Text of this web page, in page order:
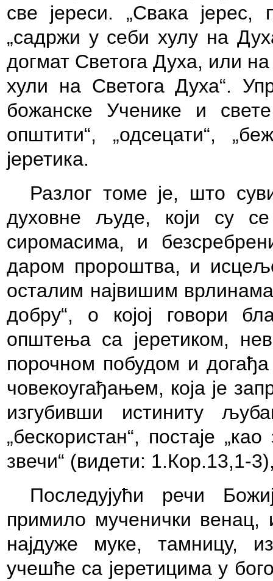
све јереси. „Свака јерес,
„садржи у себи хулу на
догмат Светога Духа, или
хули на Светога Духа“.
божанске Ученике и
општити“, „одсецати“,
јеретика.
Разлог томе је, што
духовне људе, који су
сиромасима, и
даром пророштва, и
осталим највишим
добру“, о којој говори
општења са јеретиком,
порочном побудом и
човекоугађањем, која је
изгубивши истиниту
„бескористан“, постаје
звечи“ (видети: 1.Кор.13,1-
Последујући речи
примило мученички венац,
најдуже муке, тамницу,
учешће са јеретицима у